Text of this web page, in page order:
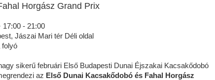
Horgász Grand Prix
- 21:00
Jászai Mari tér Déli oldal
sikerű februári Első Budapesti Dunai Éjszakai Kacsakődobó
az Első Dunai Kacsakődobó és Fahal Horgász